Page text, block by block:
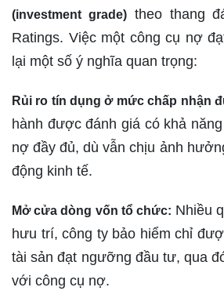
(investment grade)theo thang
Ratings. Việc một công cụ nợ
lại một số ý nghĩa quan trọng:
Rủi ro tín dụng ở mức chấp nhận
hành được đánh giá có khả
nợ đầy đủ, dù vẫn chịu ảnh
động kinh tế.
Mở cửa dòng vốn tổ chức: Nhiều
hưu trí, công ty bảo hiểm chỉ
tài sản đạt ngưỡng đầu tư, qua
với công cụ nợ.